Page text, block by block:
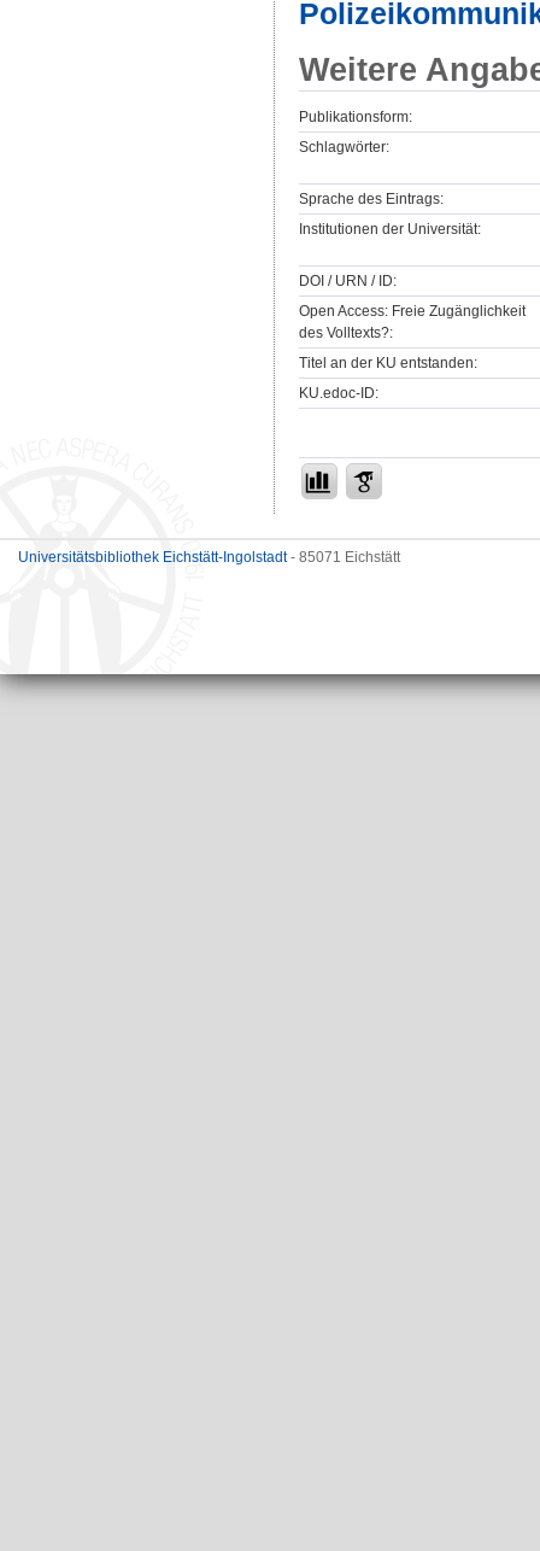
Weitere
Publikationsform:
Schlagwörter:
Sprache des Eintrags:
Institutionen der Universität:
DOI / URN / ID:
Open Access: Freie Zugänglichkeit
des Volltexts?:
Titel an der KU entstanden:
KU.edoc-ID:
Universitätsbibliothek Eichstätt-Ingolstadt- 85071 Eichstätt